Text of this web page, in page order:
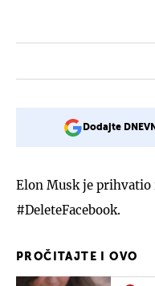
Dodajte
Elon Musk je prihvatio
#DeleteFacebook.
PROČITAJTE I OVO